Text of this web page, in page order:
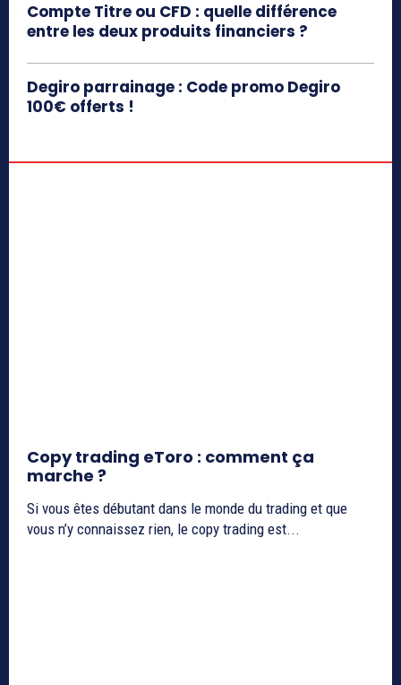
Compte Titre ou CFD : quelle différence
entre les deux produits financiers ?
Degiro parrainage : Code promo Degiro
100€ offerts !
Copy trading eToro : comment ça
marche ?
Si vous êtes débutant dans le monde du trading et que
vous n’y connaissez rien, le copy trading est...